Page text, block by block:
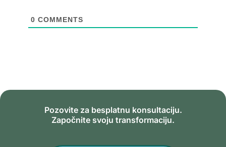
0 COMMENTS
Pozovite za besplatnu konsultaciju.
Započnite svoju transformaciju.